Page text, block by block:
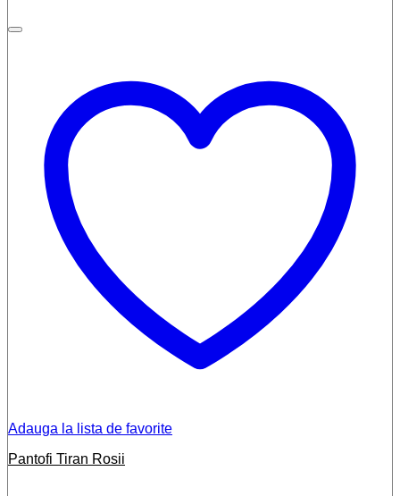
Adauga la lista de favorite
Pantofi Tiran Rosii